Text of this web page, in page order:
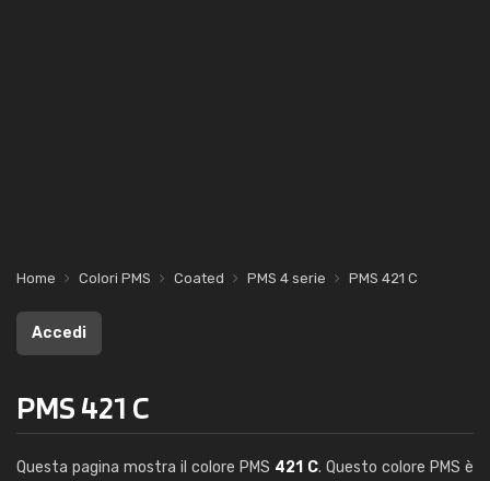
Home Colori PMS Coated PMS 4 serie PMS 421 C
Accedi
PMS 421 C
Questa pagina mostra il colore PMS 421 C. Questo colore PMS è